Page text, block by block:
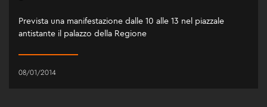
Prevista una manifestazione dalle 10 alle 13 nel piazzale
antistante il palazzo della Regione
08/01/2014